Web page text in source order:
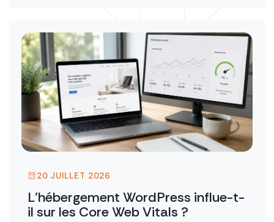
20 JUILLET 2026
L’hébergement WordPress influe-t-
il sur les Core Web Vitals ?